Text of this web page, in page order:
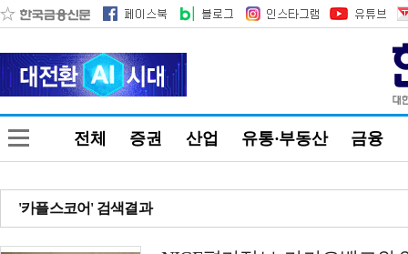
전체 증권 산업 유통·부동산 금융
'카플스코어' 검색결과